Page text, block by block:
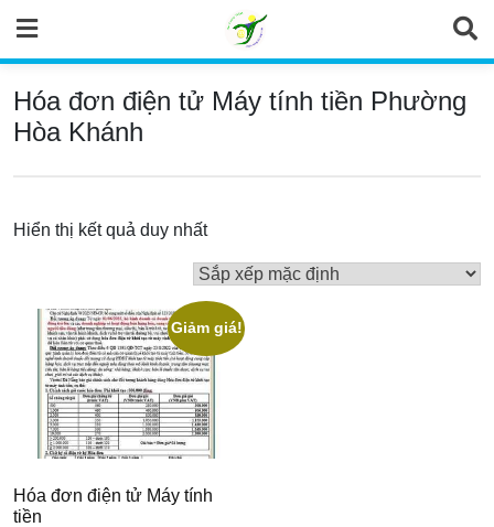
content
Hóa đơn điện tử Máy tính tiền Phường
Hòa Khánh
Hiển thị kết quả duy nhất
Giảm giá!
Hóa đơn điện tử Máy tính
tiền